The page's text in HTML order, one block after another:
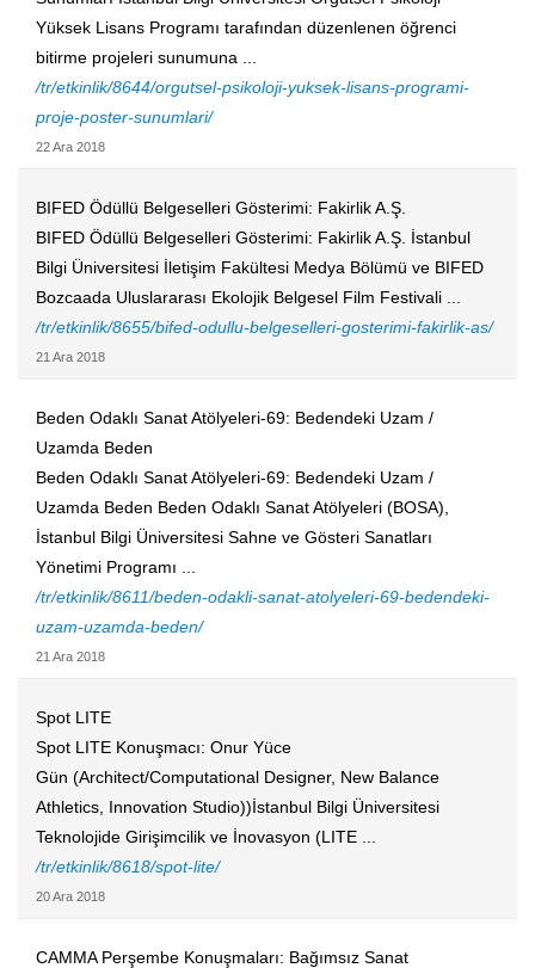
Yüksek Lisans Programı tarafından düzenlenen öğrenci
bitirme projeleri sunumuna ...
/tr/etkinlik/8644/orgutsel-psikoloji-yuksek-lisans-programi-
proje-poster-sunumlari/
22 Ara 2018
BIFED Ödüllü Belgeselleri Gösterimi: Fakirlik A.Ş.
BIFED Ödüllü Belgeselleri Gösterimi: Fakirlik A.Ş. İstanbul
Bilgi Üniversitesi İletişim Fakültesi Medya Bölümü ve BIFED
Bozcaada Uluslararası Ekolojik Belgesel Film Festivali ...
/tr/etkinlik/8655/bifed-odullu-belgeselleri-gosterimi-fakirlik-as/
21 Ara 2018
Beden Odaklı Sanat Atölyeleri-69: Bedendeki Uzam /
Uzamda Beden
Beden Odaklı Sanat Atölyeleri-69: Bedendeki Uzam /
Uzamda Beden Beden Odaklı Sanat Atölyeleri (BOSA),
İstanbul Bilgi Üniversitesi Sahne ve Gösteri Sanatları
Yönetimi Programı ...
/tr/etkinlik/8611/beden-odakli-sanat-atolyeleri-69-bedendeki-
uzam-uzamda-beden/
21 Ara 2018
Spot LITE
Spot LITE Konuşmacı: Onur Yüce
Gün (Architect/Computational Designer, New Balance
Athletics, Innovation Studio))İstanbul Bilgi Üniversitesi
Teknolojide Girişimcilik ve İnovasyon (LITE ...
/tr/etkinlik/8618/spot-lite/
20 Ara 2018
CAMMA Perşembe Konuşmaları: Bağımsız Sanat